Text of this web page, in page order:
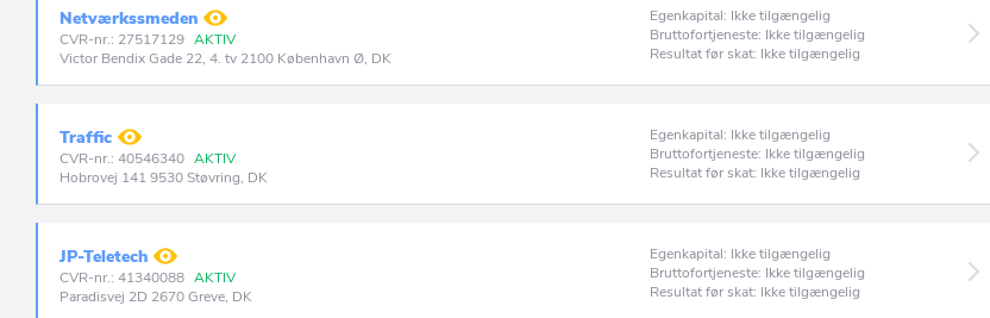
Netværkssmeden
CVR-nr.: 27517129 AKTIV
Victor Bendix Gade 22, 4. tv 2100 København Ø, DK
Egenkapital: Ikke tilgængelig
Bruttofortjeneste: Ikke tilgængelig
Resultat før skat: Ikke tilgængelig
Traffic
CVR-nr.: 40546340 AKTIV
Hobrovej 141 9530 Støvring, DK
Egenkapital: Ikke tilgængelig
Bruttofortjeneste: Ikke tilgængelig
Resultat før skat: Ikke tilgængelig
JP-Teletech
CVR-nr.: 41340088 AKTIV
Paradisvej 2D 2670 Greve, DK
Egenkapital: Ikke tilgængelig
Bruttofortjeneste: Ikke tilgængelig
Resultat før skat: Ikke tilgængelig